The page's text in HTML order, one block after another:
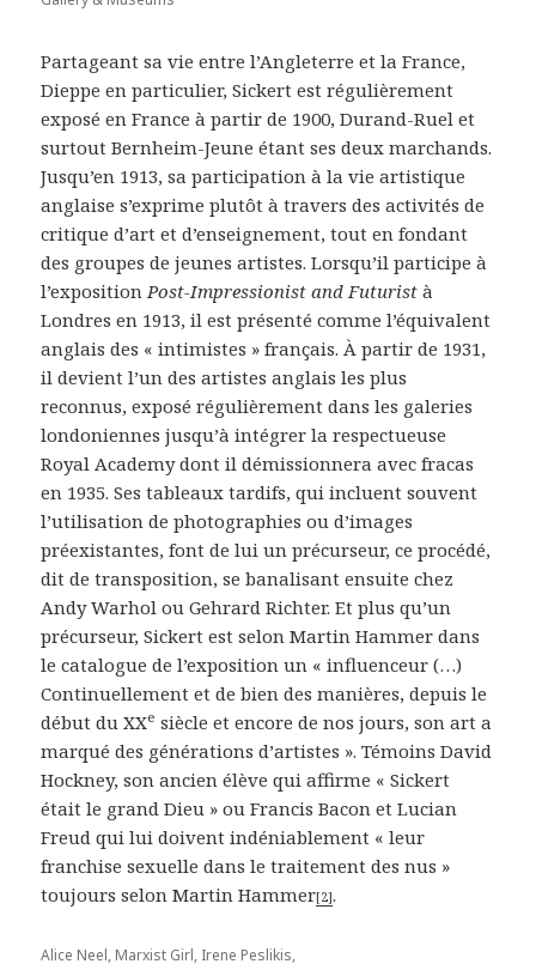
Partageant sa vie entre l’Angleterre et la France,
Dieppe en particulier, Sickert est régulièrement
exposé en France à partir de 1900, Durand-Ruel et
surtout Bernheim-Jeune étant ses deux marchands.
Jusqu’en 1913, sa participation à la vie artistique
anglaise s’exprime plutôt à travers des activités de
critique d’art et d’enseignement, tout en fondant
des groupes de jeunes artistes. Lorsqu’il participe à
l’exposition Post-Impressionist and Futurist à
Londres en 1913, il est présenté comme l’équivalent
anglais des « intimistes » français. À partir de 1931,
il devient l’un des artistes anglais les plus
reconnus, exposé régulièrement dans les galeries
londoniennes jusqu’à intégrer la respectueuse
Royal Academy dont il démissionnera avec fracas
en 1935. Ses tableaux tardifs, qui incluent souvent
l’utilisation de photographies ou d’images
préexistantes, font de lui un précurseur, ce procédé,
dit de transposition, se banalisant ensuite chez
Andy Warhol ou Gehrard Richter. Et plus qu’un
précurseur, Sickert est selon Martin Hammer dans
le catalogue de l’exposition un « influenceur (…)
Continuellement et de bien des manières, depuis le
début du XXe siècle et encore de nos jours, son art a
marqué des générations d’artistes ». Témoins David
Hockney, son ancien élève qui affirme « Sickert
était le grand Dieu » ou Francis Bacon et Lucian
Freud qui lui doivent indéniablement « leur
franchise sexuelle dans le traitement des nus »
toujours selon Martin Hammer[2].
Alice Neel, Marxist Girl, Irene Peslikis,